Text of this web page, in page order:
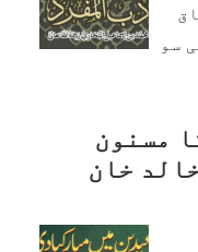
سو
مسنون
خان